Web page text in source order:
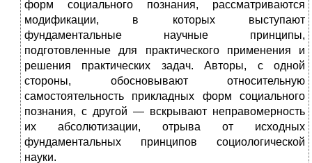
форм соци­ального познания, рассматриваются
модификации, в которых высту­пают
фундаментальные научные принципы,
подготовленные для прак­тического применения и
решения практических задач. Авторы, с одной
стороны, обосновывают относительную
самостоятельность приклад­ных форм социального
познания, с другой — вскрывают неправомер­ность
их абсолютизации, отрыва от исходных
фундаментальных прин­ципов социологической
науки.